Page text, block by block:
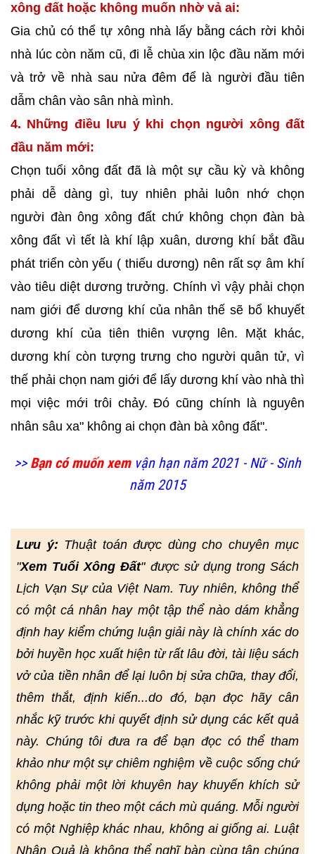
xông đất hoặc không muốn nhờ vả ai:
Gia chủ có thể tự xông nhà lấy bằng cách rời khỏi
nhà lúc còn năm cũ, đi lễ chùa xin lộc đầu năm mới
và trở về nhà sau nửa đêm để là người đầu tiên
dẫm chân vào sân nhà mình.
4. Những điều lưu ý khi chọn người xông đất
đầu năm mới:
Chọn tuổi xông đất đã là một sự cầu kỳ và không
phải dễ dàng gì, tuy nhiên phải luôn nhớ chọn
người đàn ông xông đất chứ không chọn đàn bà
xông đất vì tết là khí lập xuân, dương khí bắt đầu
phát triển còn yếu ( thiếu dương) nên rất sợ âm khí
vào tiêu diệt dương trưởng. Chính vì vậy phải chọn
nam giới để dương khí của nhân thế sẽ bổ khuyết
dương khí của tiên thiên vượng lên. Mặt khác,
dương khí còn tượng trưng cho người quân tử, vì
thế phải chọn nam giới để lấy dương khí vào nhà thì
mọi việc mới trôi chảy. Đó cũng chính là nguyên
nhân sâu xa" không ai chọn đàn bà xông đất".
>> Bạn có muốn xemvận hạn năm 2021 - Nữ - Sinh
năm 2015
Lưu ý: Thuật toán được dùng cho chuyên mục
"Xem Tuổi Xông Đất" được sử dụng trong Sách
Lịch Vạn Sự của Việt Nam. Tuy nhiên, không thể
có một cá nhân hay một tập thể nào dám khẳng
định hay kiểm chứng luận giải này là chính xác do
bởi huyền học xuất hiện từ rất lâu đời, tài liệu sách
vở của tiền nhân để lại luôn bị sửa chữa, thay đổi,
thêm thắt, định kiến...do đó, bạn đọc hãy cân
nhắc kỹ trước khi quyết định sử dụng các kết quả
này. Chúng tôi đưa ra để bạn đọc có thể tham
khảo như một sự chiêm nghiệm về cuộc sống chứ
không phải một lời khuyên hay khuyến khích sử
dụng hoặc tin theo một cách mù quáng. Mỗi người
có một Nghiệp khác nhau, không ai giống ai. Luật
Nhân Quả là không thể nghĩ bàn cùng tận chúng